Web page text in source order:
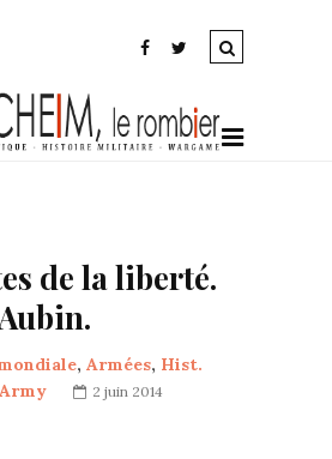
de la liberté.
, Armées, Hist.
2 juin 2014